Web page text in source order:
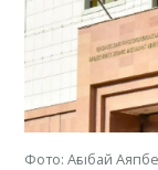
Фото: Ағыбай